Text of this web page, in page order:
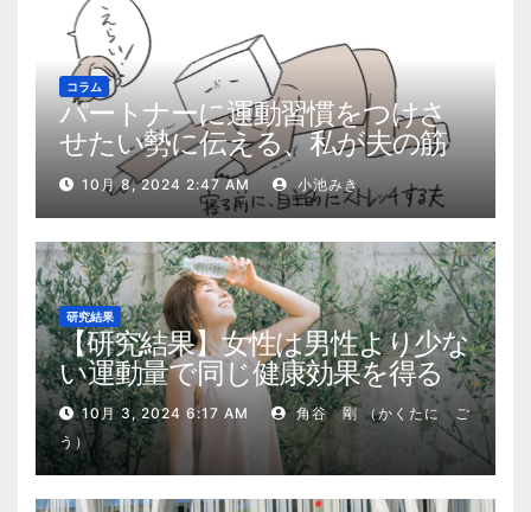
コラム
パートナーに運動習慣をつけさ
せたい勢に伝える、私が夫の筋
肉量を2kg増やした5ステップ
10月 8, 2024 2:47 AM 小池みき
研究結果
【研究結果】女性は男性より少な
い運動量で同じ健康効果を得る
10月 3, 2024 6:17 AM
角谷 剛 （かくたに ご
う）